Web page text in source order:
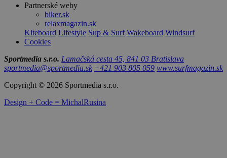
Partnerské weby
biker.sk
relaxmagazin.sk
Kiteboard Lifestyle Sup & Surf Wakeboard Windsurf
Cookies
Sportmedia s.r.o. Lamačská cesta 45, 841 03 Bratislava
sportmedia@sportmedia.sk +421 903 805 059 www.surfmagazin.sk
Copyright © 2026 Sportmedia s.r.o.
Design + Code = MichalRusina